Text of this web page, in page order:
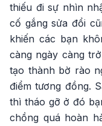
thiếu đi sự nhìn
cố gắng sửa đổi
khiến các bạn
càng ngày càng
tạo thành bờ rào
điểm tương đồng.
thì tháo gỡ ở đó
chồng quá hoàn